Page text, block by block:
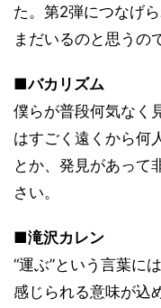
た。第2弾につなげ
まだいるのと思うの
■バカリズム
僕らが普段何気なく
はすごく遠くから何
とか、発見があって
さい。
■滝沢カレン
“運ぶ”という言葉に
感じられる意味が込